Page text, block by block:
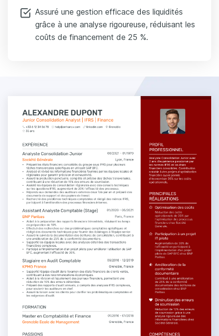
Assuré une gestion efficace des liquidités
grâce à une analyse rigoureuse, réduisant les
coûts de financement de 25 %.